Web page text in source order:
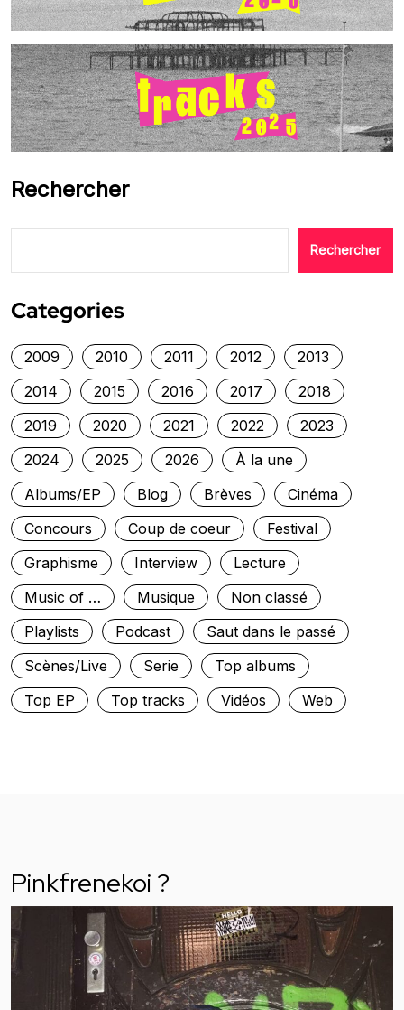
Rechercher
Rechercher
Categories
2009 2010 2011 2012
2013
2014
2015 2016 2017
2018
2019
2020 2021 2022
2023
2024
2025 2026
À la une
Albums/EP
Blog Brèves
Cinéma
Concours
Coup de coeur
Festival
Graphisme
Interview
Lecture
Music of …
Musique
Non classé
Playlists
Podcast
Saut dans le passé
Scènes/Live
Serie
Top albums
Top EP
Top tracks Vidéos Web
Pinkfrenekoi ?